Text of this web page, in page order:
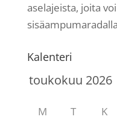
aselajeista, joita
Kalenteri
M T K